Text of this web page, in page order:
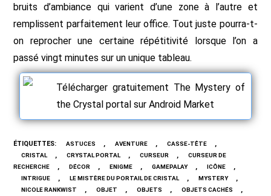
bruits d’ambiance qui varient d’une zone à l’autre et
remplissent parfaitement leur office. Tout juste pourra-t-
on reprocher une certaine répétitivité lorsque l’on a
passé vingt minutes sur un unique tableau.
Télécharger gratuitement The Mystery of
the Crystal portal sur Android Market
ÉTIQUETTES: ASTUCES , AVENTURE , CASSE-TÊTE ,
CRISTAL , CRYSTAL PORTAL , CURSEUR ,
CURSEUR DE
RECHERCHE
, DÉCOR , ENIGME , GAMEPALAY , ICÔNE ,
INTRIGUE , LE MISTÈRE DU PORTAIL DE CRISTAL , MYSTERY ,
NICOLE RANKWIST , OBJET , OBJETS , OBJETS CACHÉS ,